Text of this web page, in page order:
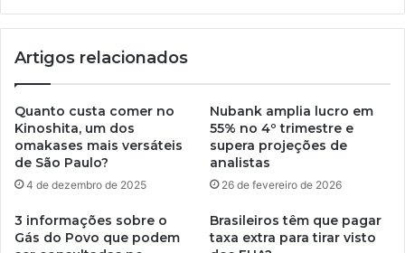
Artigos relacionados
Quanto custa comer no
Kinoshita, um dos
omakases mais versáteis
de São Paulo?
4 de dezembro de 2025
Nubank amplia lucro em
55% no 4º trimestre e
supera projeções de
analistas
26 de fevereiro de 2026
3 informações sobre o
Gás do Povo que podem
Brasileiros têm que pagar
taxa extra para tirar visto